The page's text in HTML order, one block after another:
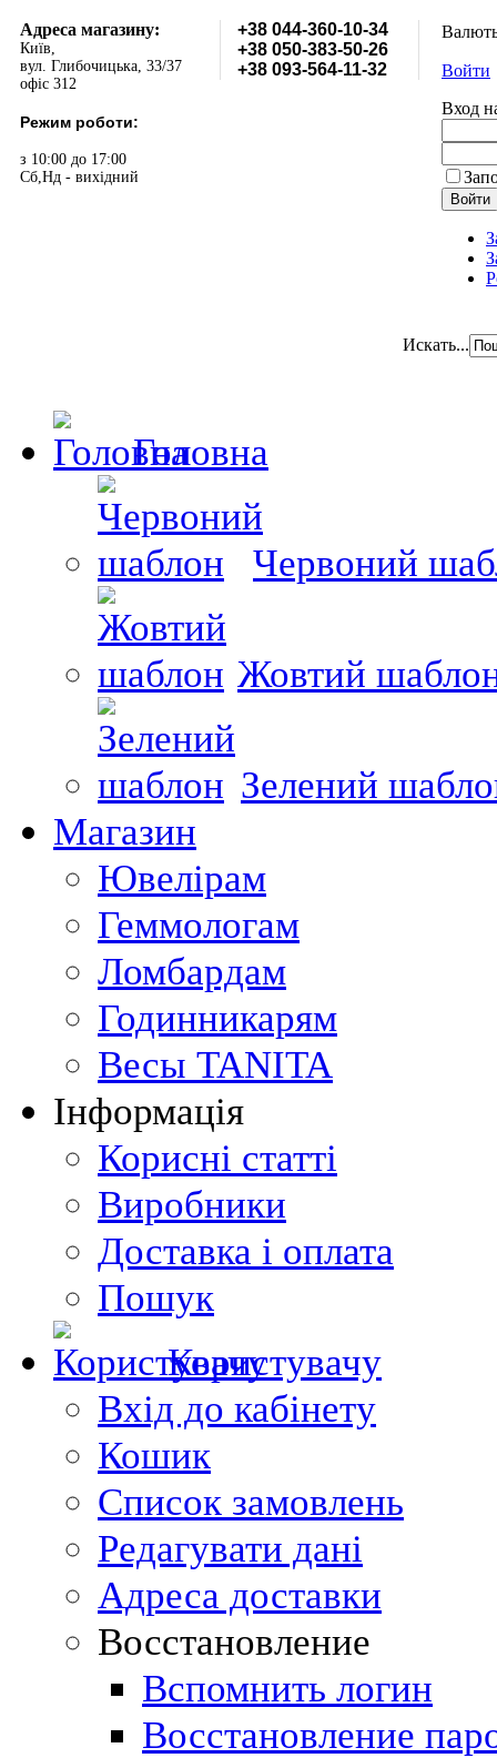
Адреса магазину:
Київ,
вул. Глибочицька, 33/37
офіс 312
Режим роботи:
з 10:00 до 17:00
Сб,Нд - вихідний
+38 044-360-10-34
+38 050-383-50-26
+38 093-564-11-32
Войти
Вход
Искать...
Головна
Червоний
Жовтий
Зелений
Магазин
Ювелірам
Геммологам
Ломбардам
Годинникарям
Весы TANITA
Інформація
Корисні статті
Виробники
Доставка і оплата
Пошук
Користувачу
Вхід до кабінету
Кошик
Список замовлень
Редагувати дані
Адреса доставки
Восстановление
Вспомнить логин
Восстановление